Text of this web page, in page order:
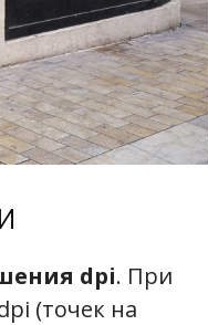
dpi. При
(точек на